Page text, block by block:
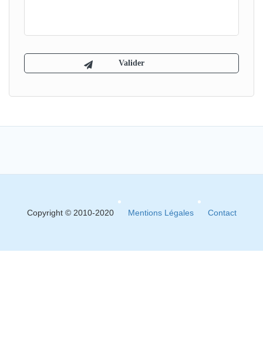
Copyright © 2010-2020 Mentions Légales Contact